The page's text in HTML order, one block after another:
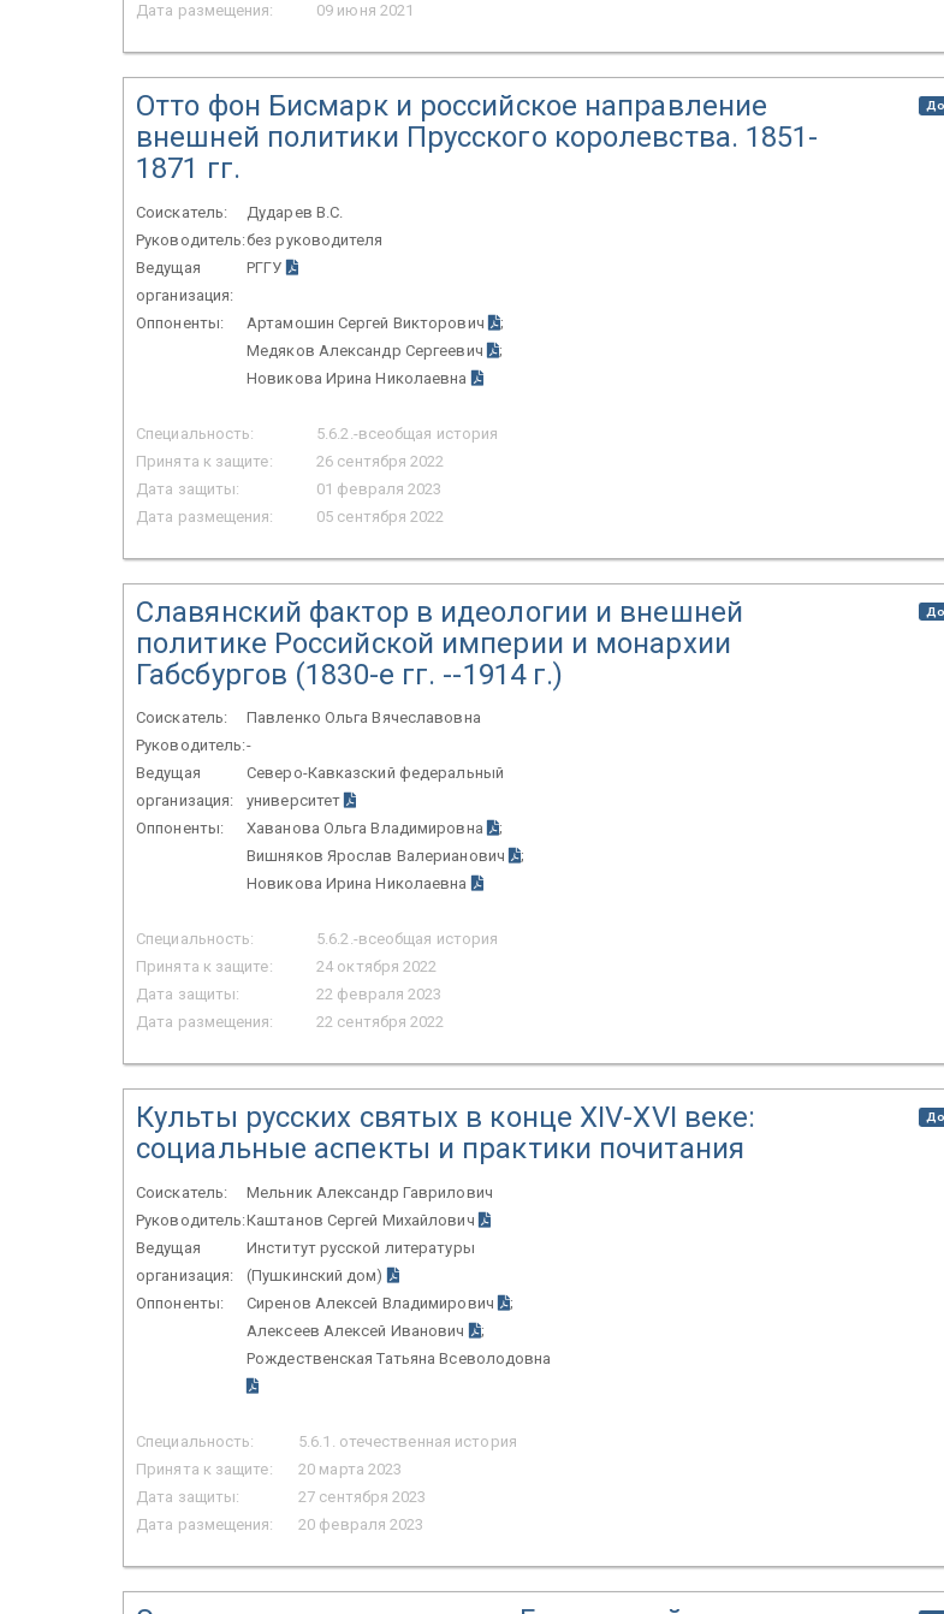
Дата размещения:
09 июня 2021
Отто фон Бисмарк и российское направление
внешней политики Прусского королевства. 1851-
1871 гг.
Соискатель:
Дударев В.С.
Руководитель:без руководителя
Ведущая
организация:
РГГУ
Оппоненты: Артамошин Сергей Викторович
;
Медяков Александр Сергеевич
;
Новикова Ирина Николаевна
Специальность:
5.6.2.-всеобщая история
Принята к защите:
26 сентября 2022
Дата защиты:
01 февраля 2023
Дата размещения:
05 сентября 2022
Славянский фактор в идеологии и внешней
политике Российской империи и монархии
Габсбургов (1830-е гг. --1914 г.)
Соискатель:
Павленко Ольга Вячеславовна
Руководитель:-
Ведущая
организация:
Северо-Кавказский федеральный
университет
Оппоненты:
Хаванова Ольга Владимировна
;
Вишняков Ярослав Валерианович
;
Новикова Ирина Николаевна
Специальность:
5.6.2.-всеобщая история
Принята к защите:
24 октября 2022
Дата защиты:
22 февраля 2023
Дата размещения:
22 сентября 2022
Культы русских святых в конце XIV-XVI веке:
социальные аспекты и практики почитания
Соискатель:
Мельник Александр Гаврилович
Руководитель:Каштанов Сергей Михайлович
Ведущая
организация:
Институт русской литературы
(Пушкинский дом)
Оппоненты:
Сиренов Алексей Владимирович
;
Алексеев Алексей Иванович
;
Рождественская Татьяна Всеволодовна
Специальность:
5.6.1. отечественная история
Принята к защите:
20 марта 2023
Дата защиты:
27 сентября 2023
Дата размещения:
20 февраля 2023